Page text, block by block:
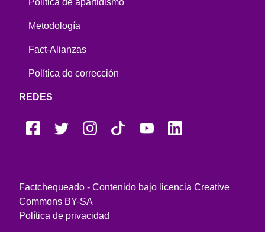
Metodología
Fact-Alianzas
Política de corrección
REDES
Factchequeado - Contenido bajo licencia Creative
Commons BY-SA
Política de privacidad